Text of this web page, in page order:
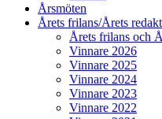
Årsmöten
Årets frilans/Årets
Årets frilans och
Vinnare 2026
Vinnare 2025
Vinnare 2024
Vinnare 2023
Vinnare 2022